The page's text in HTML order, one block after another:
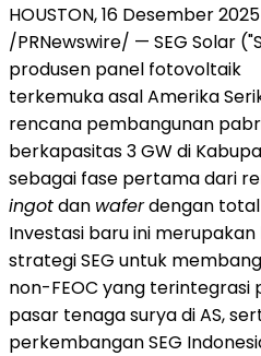
HOUSTON, 16 Desember 2025
/PRNewswire/ — SEG Solar
produsen panel fotovoltaik
terkemuka asal Amerika
rencana pembangunan
berkapasitas 3 GW di
sebagai fase pertama dari
ingotdan waferdengan total
Investasi baru ini
strategi SEG untuk
non-FEOC yang terintegrasi
pasar tenaga surya di AS,
perkembangan SEG